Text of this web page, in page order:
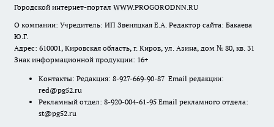
Городской интернет-портал WWW.PROGORODNN.RU
О компании: Учредитель: ИП Звеняцкая Е.А. Редактор сайта: Бакаева
Ю.Г.
Адрес: 610001, Кировская область, г. Киров, ул. Азина, дом № 80, кв. 31
Знак информационной продукции: 16+
Контакты: Редакция: 8-927-669-90-87 Email редакции:
red@pg52.ru
Рекламный отдел: 8-920-004-61-95 Email рекламного отдела:
st@pg52.ru